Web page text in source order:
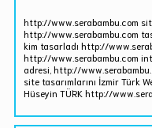
http://www.serabambu.com
http://www.serabambu.com
kim tasarladı http://
http://www.serabambu.com
adresi, http://
site tasarımlarını İzmir Türk
Hüseyin TÜRK http://